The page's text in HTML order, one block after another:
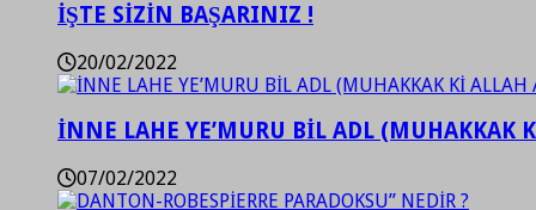
İŞTE SİZİN BAŞARINIZ !
20/02/2022
İNNE LAHE YE’MURU BİL ADL (MUHAKKAK
07/02/2022